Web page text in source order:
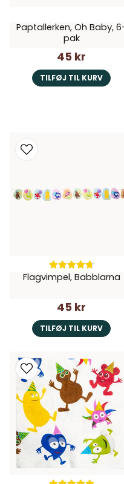
Paptallerken, Oh Baby,
pak
45 kr
TILFØJ TIL KURV
Flagvimpel, Babblarna
45 kr
TILFØJ TIL KURV